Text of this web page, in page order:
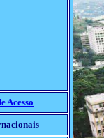
Acesso